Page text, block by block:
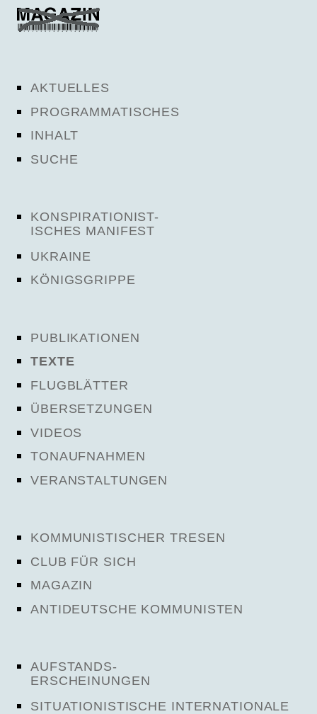
AKTUELLES
PROGRAMMATISCHES
INHALT
SUCHE
KONSPIRATIONIST-
ISCHES MANIFEST
UKRAINE
KÖNIGSGRIPPE
PUBLIKATIONEN
TEXTE
FLUGBLÄTTER
ÜBERSETZUNGEN
VIDEOS
TONAUFNAHMEN
VERANSTALTUNGEN
KOMMUNISTISCHER TRESEN
CLUB FÜR SICH
MAGAZIN
ANTIDEUTSCHE KOMMUNISTEN
AUFSTANDS-
ERSCHEINUNGEN
SITUATIONISTISCHE INTERNATIONALE